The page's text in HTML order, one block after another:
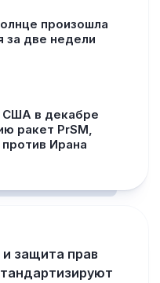
произошла
за две недели
США в декабре
ракет PrSM,
Ирана
защита прав